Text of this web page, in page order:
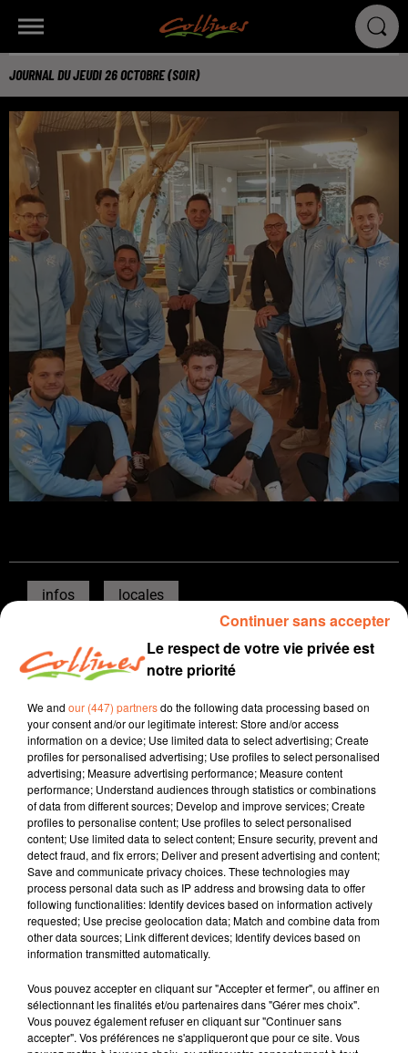
JOURNAL DU JEUDI 26 OCTOBRE (SOIR)
infos locales
26 octobre 2023 - 12 min 32 sec
JOURNAL DU JEUDI 26 OCTOBRE (SOIR)
Patrice Bémanangy
L'info près de chez vous
Présenté par Patrice Bémanangy
Le campus des métiers de Niort poursuit sa
transformation. Le chantier entamé en 2021 se
poursuit pour une livraison totale en toute fin d'année
2024.
C'est le rendez-vous incontournable pour tous les
amoureux de la nature et du cinéma. Demain s'ouvre le
39ième FIFO à Ménigoutte.
Le retour ce week-end de l'Etrange week-end à Thouars
puisque sans son emblématique créateur disparu fin
Août.
Dans le cadre du partenariat historique avec la société
Le respect de votre vie privée est
notre priorité
We and our (447) partnersdo the following data processing based on
your consent and/or our legitimate interest: Store and/or access
information on a device; Use limited data to select advertising; Create
profiles for personalised advertising; Use profiles to select personalised
advertising; Measure advertising performance; Measure content
performance; Understand audiences through statistics or combinations
of data from different sources; Develop and improve services; Create
profiles to personalise content; Use profiles to select personalised
content; Use limited data to select content; Ensure security, prevent and
detect fraud, and fix errors; Deliver and present advertising and content;
Save and communicate privacy choices. These technologies may
process personal data such as IP address and browsing data to offer
following functionalities: Identify devices based on information actively
requested; Use precise geolocation data; Match and combine data from
other data sources; Link different devices; Identify devices based on
information transmitted automatically.
Vous pouvez accepter en cliquant sur "Accepter et fermer", ou affiner en
sélectionnant les finalités et/ou partenaires dans "Gérer mes choix".
Vous pouvez également refuser en cliquant sur "Continuer sans
accepter". Vos préférences ne s'appliqueront que pour ce site. Vous
Continuer sans accepter